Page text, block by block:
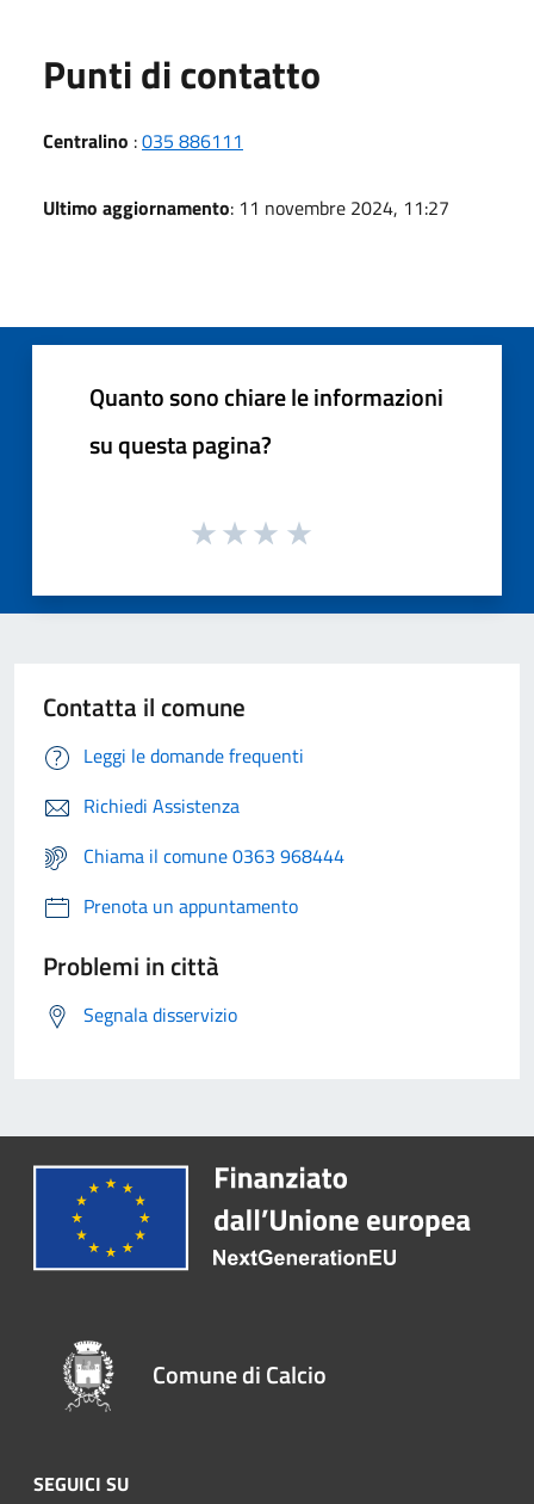
Punti di contatto
Centralino :035 886111
Ultimo aggiornamento: 11 novembre 2024, 11:27
Quanto sono chiare le informazioni
su questa pagina?
Contatta il comune
Leggi le domande frequenti
Richiedi Assistenza
Chiama il comune 0363 968444
Prenota un appuntamento
Problemi in città
Segnala disservizio
Comune di Calcio
SEGUICI SU